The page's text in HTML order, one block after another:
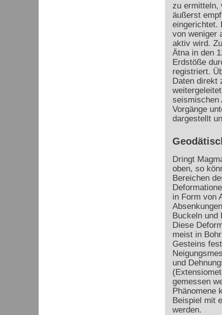
zu ermitteln,
äußerst
eingerichtet.
von weniger
aktiv wird.
Ätna in den
Erdstöße
registriert.
Daten direkt
seismischen
Vorgänge
dargestellt
Dringt
oben, so
Bereichen
in Form von
Buckeln und
Diese
meist in
Gesteins
und
gemessen
Phänomene
Beispiel mit
werden.